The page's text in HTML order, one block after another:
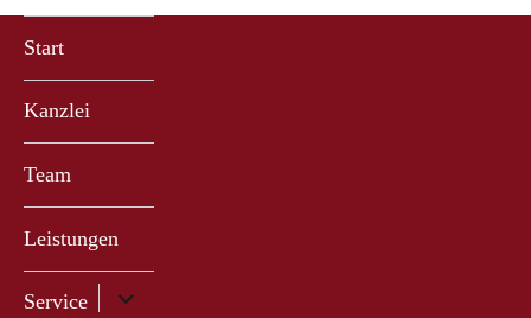
Start
Kanzlei
Team
Leistungen
Service Untermenü